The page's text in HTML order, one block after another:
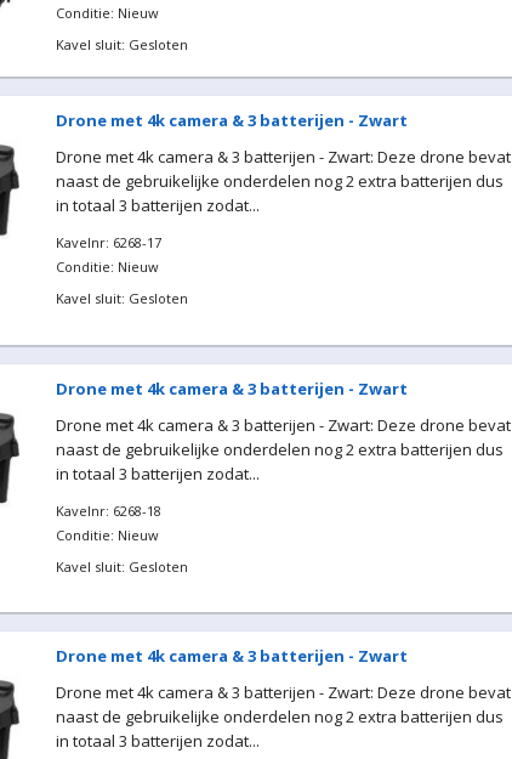
Conditie: Nieuw
Kavel sluit: Gesloten
Drone met 4k camera & 3 batterijen - Zwart
Drone met 4k camera & 3 batterijen - Zwart: Deze drone bevat
naast de gebruikelijke onderdelen nog 2 extra batterijen dus
in totaal 3 batterijen zodat...
Kavelnr: 6268-17
Conditie: Nieuw
Kavel sluit: Gesloten
Drone met 4k camera & 3 batterijen - Zwart
Drone met 4k camera & 3 batterijen - Zwart: Deze drone bevat
naast de gebruikelijke onderdelen nog 2 extra batterijen dus
in totaal 3 batterijen zodat...
Kavelnr: 6268-18
Conditie: Nieuw
Kavel sluit: Gesloten
Drone met 4k camera & 3 batterijen - Zwart
Drone met 4k camera & 3 batterijen - Zwart: Deze drone bevat
naast de gebruikelijke onderdelen nog 2 extra batterijen dus
in totaal 3 batterijen zodat...